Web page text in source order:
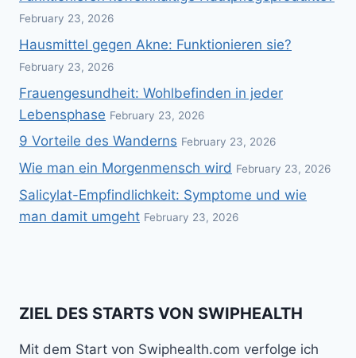
February 23, 2026
Hausmittel gegen Akne: Funktionieren sie?
February 23, 2026
Frauengesundheit: Wohlbefinden in jeder
Lebensphase February 23, 2026
9 Vorteile des Wanderns February 23, 2026
Wie man ein Morgenmensch wird February 23, 2026
Salicylat-Empfindlichkeit: Symptome und wie
man damit umgeht February 23, 2026
ZIEL DES STARTS VON SWIPHEALTH
Mit dem Start von Swiphealth.com verfolge ich